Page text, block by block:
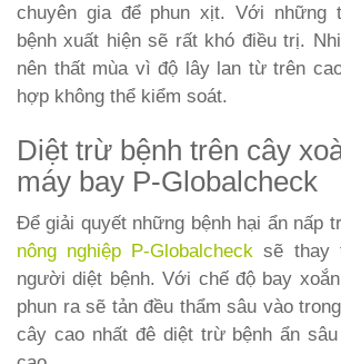
chuyên gia để phun xịt. Với những
bệnh xuất hiện sẽ rất khó điều trị.
nên thất mùa vì độ lây lan từ trên
hợp không thể kiểm soát.
Diệt trừ bệnh trên cây
máy bay P-Globalcheck
Để giải quyết những bệnh hại ẩn nấp
nông nghiệp P-Globalchecksẽ thay
người diệt bệnh. Với chế độ bay
phun ra sẽ tản đều thẩm sâu vào
cây cao nhất đê diệt trừ bệnh ẩn